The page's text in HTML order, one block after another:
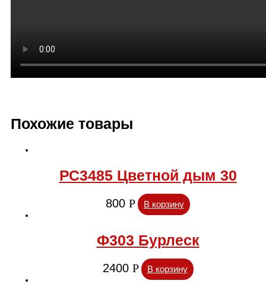
Похожие товары
РС3485 Цветной дым 30
800 Р В корзину
Ф303 Бурлеск
2400 Р В корзину